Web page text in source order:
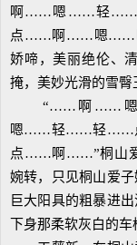
啊……嗯……轻
点……啊……嗯……啊
娇啼，美丽绝伦、
掩，美妙光滑的雪臀
“……啊……嗯
嗯……轻……轻
点……啊……”桐山爱
婉转，只见桐山爱
巨大阳具的粗暴进
下身那柔软灰白的车